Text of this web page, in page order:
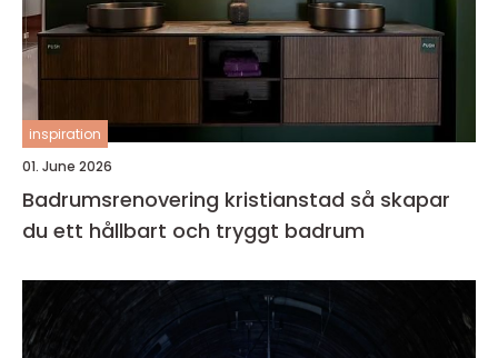
inspiration
01. June 2026
Badrumsrenovering kristianstad så skapar
du ett hållbart och tryggt badrum